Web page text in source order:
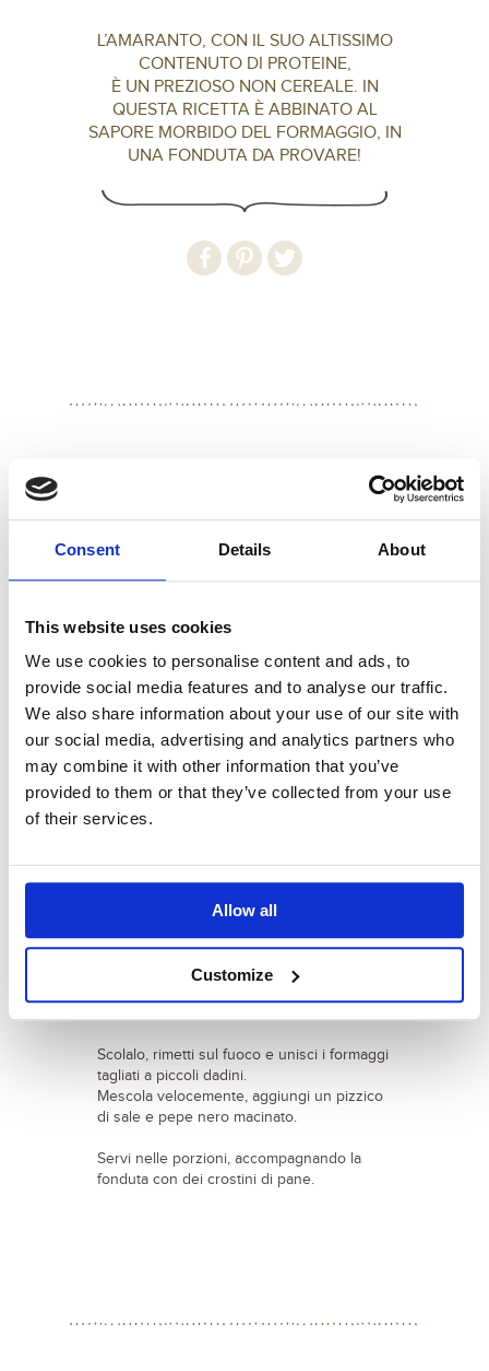
Consent Details About
This website uses cookies
We use cookies to personalise content and ads, to
provide social media features and to analyse our traffic.
We also share information about your use of our site with
our social media, advertising and analytics partners who
may combine it with other information that you’ve
provided to them or that they’ve collected from your use
of their services.
Allow all
Customize
L’AMARANTO, CON IL SUO ALTISSIMO
CONTENUTO DI PROTEINE,
È UN PREZIOSO NON CEREALE. IN
QUESTA RICETTA È ABBINATO AL
SAPORE MORBIDO DEL FORMAGGIO, IN
UNA FONDUTA DA PROVARE!
Per 4 persone:
1 confezione di Amaranto Bio Nuova
100 g di fontina
Sale
Pepe nero macinato
Olio extra vergine d’oliva
PREPARAZIONE
Sciacqua velocemente l'Amaranto Bio sotto
l’acqua corrente.
Tostalo per un minuto con un cucchiaio
nocciolato.
Porta ad ebollizione una pentola d’acqua
Scolalo, rimetti sul fuoco e unisci i formaggi
tagliati a piccoli dadini.
Mescola velocemente, aggiungi un pizzico
di sale e pepe nero macinato.
Servi nelle porzioni, accompagnando la
fonduta con dei crostini di pane.